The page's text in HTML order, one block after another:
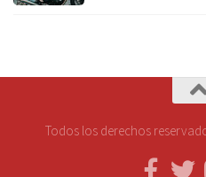
Todos los derechos